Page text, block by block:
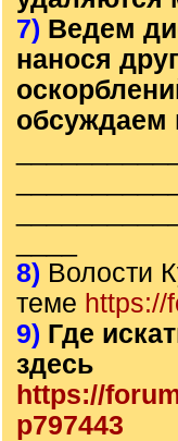
7) Ведем
нанося
обсуждаем
8) Волости
теме https://
9) Где
здесь
https://
p797443